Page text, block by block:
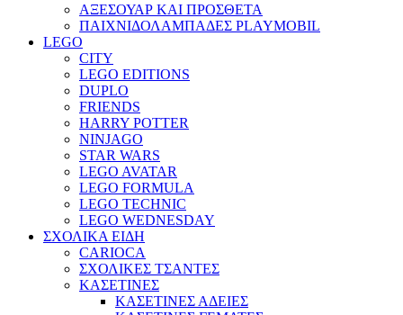
ΑΞΕΣΟΥΑΡ ΚΑΙ ΠΡΟΣΘΕΤΑ
ΠΑΙΧΝΙΔΟΛΑΜΠΑΔΕΣ PLAYMOBIL
LEGO
CITY
LEGO EDITIONS
DUPLO
FRIENDS
HARRY POTTER
NINJAGO
STAR WARS
LEGO AVATAR
LEGO FORMULA
LEGO TECHNIC
LEGO WEDNESDAY
ΣΧΟΛΙΚΑ ΕΙΔΗ
CARIOCA
ΣΧΟΛΙΚΕΣ ΤΣΑΝΤΕΣ
ΚΑΣΕΤΙΝΕΣ
ΚΑΣΕΤΙΝΕΣ ΑΔΕΙΕΣ